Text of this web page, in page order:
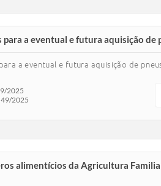
para a eventual e futura aquisição de
a eventual e futura aquisição de
2025
2025
alimentícios da Agricultura